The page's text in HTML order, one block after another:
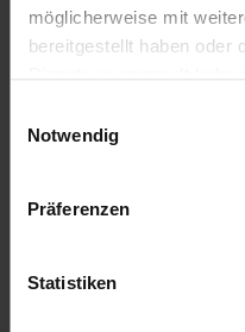
möglicherweise mit
bereitgestellt haben oder
Notwendig
Präferenzen
Statistiken
Branche : Bildung
Gereso